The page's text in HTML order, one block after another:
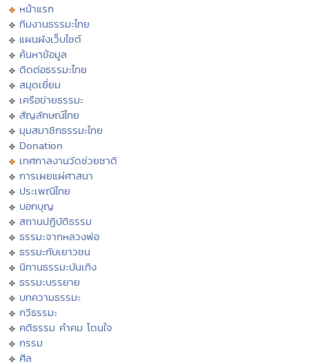
หน้าแรก
ทีมงานธรรมะไทย
แผนผังเว็บไซต์
ค้นหาข้อมูล
ติดต่อธรรมะไทย
สมุดเยี่ยม
เครือข่ายธรรมะ
สัญลักษณ์ไทย
มุมสมาชิกธรรมะไทย
Donation
เทศกาลงานวัดช่วยชาติ
การเผยแผ่ศาสนา
ประเพณีไทย
บอกบุญ
สถานปฏิบัติธรรม
ธรรมะจากหลวงพ่อ
ธรรมะกับเยาวชน
นิทานธรรมะบันเทิง
ธรรมะบรรยาย
บทความธรรมะ
กวีธรรมะ
คติธรรม คำคม โดนใจ
กรรม
ศีล